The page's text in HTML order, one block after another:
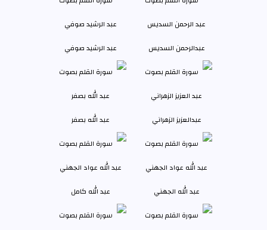
عبدالرحمن السديس عبد الرشيد صوفي
عبدالعزيز الزهراني عبد الله بصفر
عبد الله الجهني عبد الله كامل